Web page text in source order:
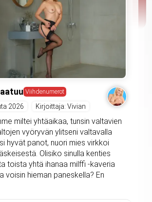
Viihdenumerot
2026 Kirjoittaja: Vivian
miltei yhtäaikaa, tunsin valtavien
vyöryvän ylitseni valtavalla
hyvät panot, nuori mies virkkoi
Olisiko sinulla kenties
toista yhtä ihanaa milffi -kaveria
voisin hieman paneskella? En